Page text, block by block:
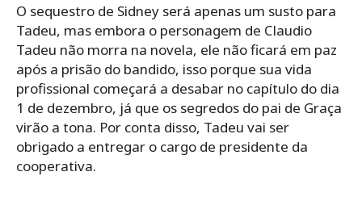
O sequestro de Sidney será apenas um susto para
Tadeu, mas embora o personagem de Claudio
Tadeu não morra na novela, ele não ficará em paz
após a prisão do bandido, isso porque sua vida
profissional começará a desabar no capítulo do dia
1 de dezembro, já que os segredos do pai de Graça
virão a tona. Por conta disso, Tadeu vai ser
obrigado a entregar o cargo de presidente da
cooperativa.